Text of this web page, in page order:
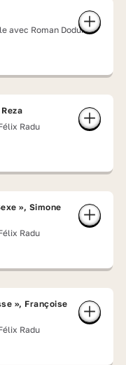
avec Roman Doduik
Radu
Simone
Radu
», Françoise
Radu